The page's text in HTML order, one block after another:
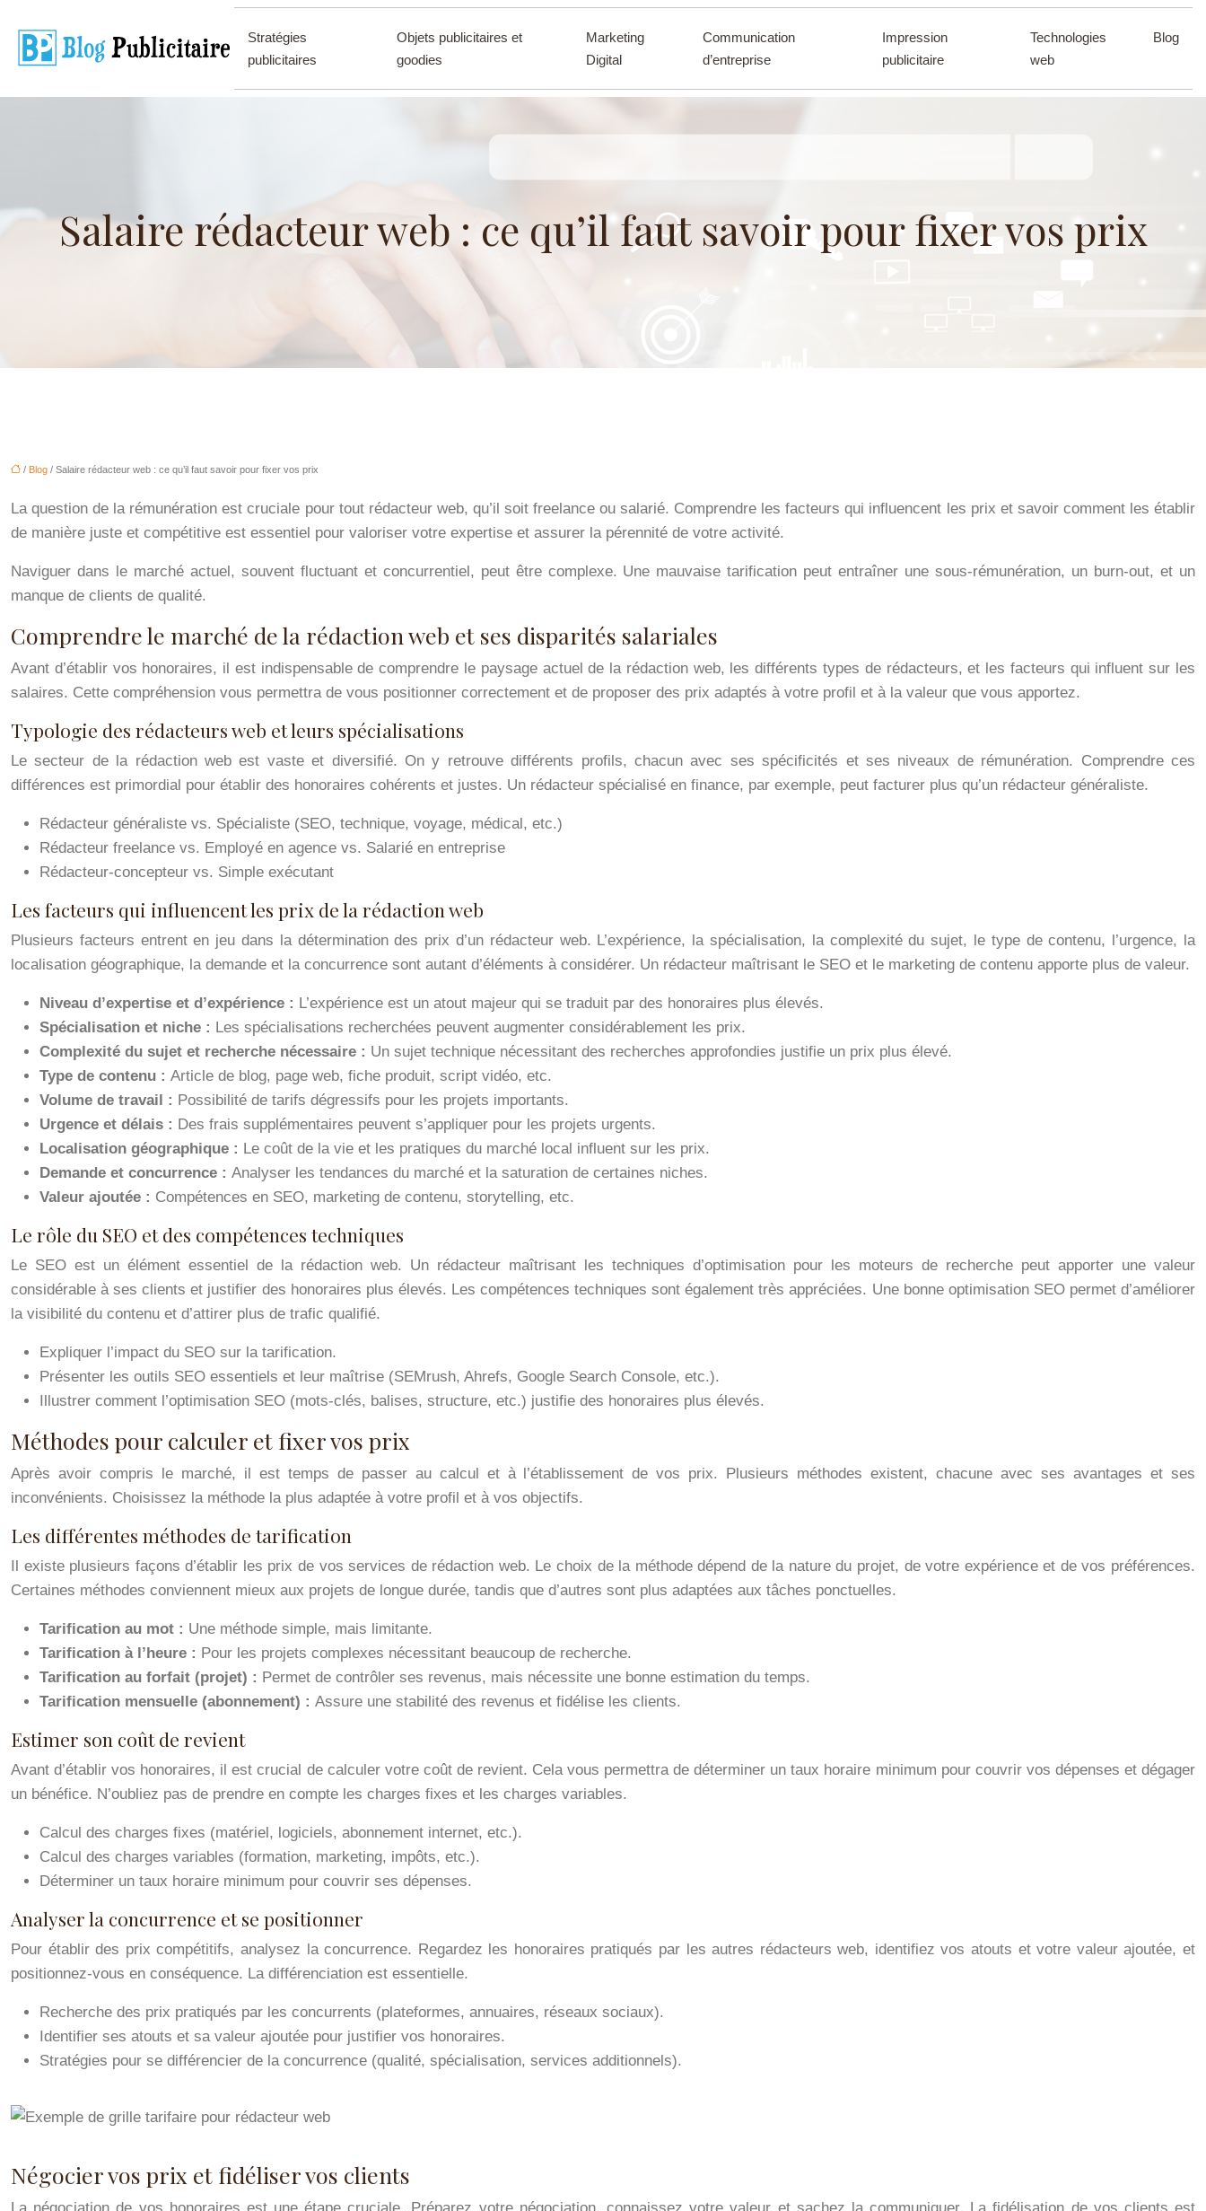
Stratégies
publicitaires
Objets publicitaires et
goodies
Marketing
Digital
Communication
d’entreprise
Impression
publicitaire
Technologies
web
Blog
Salaire rédacteur web : ce qu’il faut savoir pour fixer vos prix
/ Blog / Salaire rédacteur web : ce qu’il faut savoir pour fixer vos prix
La question de la rémunération est cruciale pour tout rédacteur web, qu’il soit freelance ou salarié. Comprendre les facteurs qui influencent les prix et savoir comment les établir
de manière juste et compétitive est essentiel pour valoriser votre expertise et assurer la pérennité de votre activité.
Naviguer dans le marché actuel, souvent fluctuant et concurrentiel, peut être complexe. Une mauvaise tarification peut entraîner une sous-rémunération, un burn-out, et un
manque de clients de qualité.
Comprendre le marché de la rédaction web et ses disparités salariales
Avant d’établir vos honoraires, il est indispensable de comprendre le paysage actuel de la rédaction web, les différents types de rédacteurs, et les facteurs qui influent sur les
salaires. Cette compréhension vous permettra de vous positionner correctement et de proposer des prix adaptés à votre profil et à la valeur que vous apportez.
Typologie des rédacteurs web et leurs spécialisations
Le secteur de la rédaction web est vaste et diversifié. On y retrouve différents profils, chacun avec ses spécificités et ses niveaux de rémunération. Comprendre ces
différences est primordial pour établir des honoraires cohérents et justes. Un rédacteur spécialisé en finance, par exemple, peut facturer plus qu’un rédacteur généraliste.
Rédacteur généraliste vs. Spécialiste (SEO, technique, voyage, médical, etc.)
Rédacteur freelance vs. Employé en agence vs. Salarié en entreprise
Rédacteur-concepteur vs. Simple exécutant
Les facteurs qui influencent les prix de la rédaction web
Plusieurs facteurs entrent en jeu dans la détermination des prix d’un rédacteur web. L’expérience, la spécialisation, la complexité du sujet, le type de contenu, l’urgence, la
localisation géographique, la demande et la concurrence sont autant d’éléments à considérer. Un rédacteur maîtrisant le SEO et le marketing de contenu apporte plus de valeur.
Niveau d’expertise et d’expérience : L’expérience est un atout majeur qui se traduit par des honoraires plus élevés.
Spécialisation et niche : Les spécialisations recherchées peuvent augmenter considérablement les prix.
Complexité du sujet et recherche nécessaire : Un sujet technique nécessitant des recherches approfondies justifie un prix plus élevé.
Type de contenu : Article de blog, page web, fiche produit, script vidéo, etc.
Volume de travail : Possibilité de tarifs dégressifs pour les projets importants.
Urgence et délais : Des frais supplémentaires peuvent s’appliquer pour les projets urgents.
Localisation géographique : Le coût de la vie et les pratiques du marché local influent sur les prix.
Demande et concurrence : Analyser les tendances du marché et la saturation de certaines niches.
Valeur ajoutée : Compétences en SEO, marketing de contenu, storytelling, etc.
Le rôle du SEO et des compétences techniques
Le SEO est un élément essentiel de la rédaction web. Un rédacteur maîtrisant les techniques d’optimisation pour les moteurs de recherche peut apporter une valeur
considérable à ses clients et justifier des honoraires plus élevés. Les compétences techniques sont également très appréciées. Une bonne optimisation SEO permet d’améliorer
la visibilité du contenu et d’attirer plus de trafic qualifié.
Expliquer l’impact du SEO sur la tarification.
Présenter les outils SEO essentiels et leur maîtrise (SEMrush, Ahrefs, Google Search Console, etc.).
Illustrer comment l’optimisation SEO (mots-clés, balises, structure, etc.) justifie des honoraires plus élevés.
Méthodes pour calculer et fixer vos prix
Après avoir compris le marché, il est temps de passer au calcul et à l’établissement de vos prix. Plusieurs méthodes existent, chacune avec ses avantages et ses
inconvénients. Choisissez la méthode la plus adaptée à votre profil et à vos objectifs.
Les différentes méthodes de tarification
Il existe plusieurs façons d’établir les prix de vos services de rédaction web. Le choix de la méthode dépend de la nature du projet, de votre expérience et de vos préférences.
Certaines méthodes conviennent mieux aux projets de longue durée, tandis que d’autres sont plus adaptées aux tâches ponctuelles.
Tarification au mot : Une méthode simple, mais limitante.
Tarification à l’heure : Pour les projets complexes nécessitant beaucoup de recherche.
Tarification au forfait (projet) : Permet de contrôler ses revenus, mais nécessite une bonne estimation du temps.
Tarification mensuelle (abonnement) : Assure une stabilité des revenus et fidélise les clients.
Estimer son coût de revient
Avant d’établir vos honoraires, il est crucial de calculer votre coût de revient. Cela vous permettra de déterminer un taux horaire minimum pour couvrir vos dépenses et dégager
un bénéfice. N’oubliez pas de prendre en compte les charges fixes et les charges variables.
Calcul des charges fixes (matériel, logiciels, abonnement internet, etc.).
Calcul des charges variables (formation, marketing, impôts, etc.).
Déterminer un taux horaire minimum pour couvrir ses dépenses.
Analyser la concurrence et se positionner
Pour établir des prix compétitifs, analysez la concurrence. Regardez les honoraires pratiqués par les autres rédacteurs web, identifiez vos atouts et votre valeur ajoutée, et
positionnez-vous en conséquence. La différenciation est essentielle.
Recherche des prix pratiqués par les concurrents (plateformes, annuaires, réseaux sociaux).
Identifier ses atouts et sa valeur ajoutée pour justifier vos honoraires.
Stratégies pour se différencier de la concurrence (qualité, spécialisation, services additionnels).
Négocier vos prix et fidéliser vos clients